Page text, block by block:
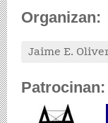
Organizan:
Jaime E.
Patrocinan: